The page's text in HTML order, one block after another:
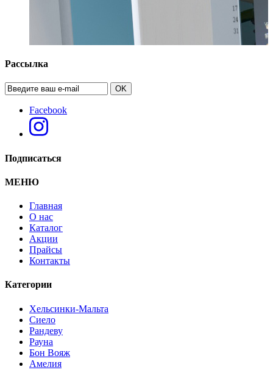
Рассылка
OK
Facebook
Подписаться
МЕНЮ
Главная
О нас
Каталог
Акции
Прайсы
Контакты
Категории
Хельсинки-Мальта
Сиело
Рандеву
Рауна
Бон Вояж
Амелия